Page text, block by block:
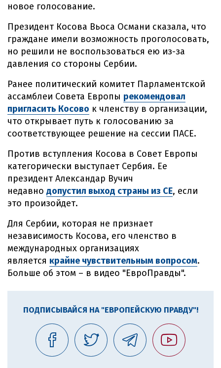
новое голосование.
Президент Косова Вьоса Османи сказала, что
граждане имели возможность проголосовать,
но решили не воспользоваться ею из-за
давления со стороны Сербии.
Ранее политический комитет Парламентской
ассамблеи Совета Европы рекомендовал
пригласить Косово к членству в организации,
что открывает путь к голосованию за
соответствующее решение на сессии ПАСЕ.
Против вступления Косова в Совет Европы
категорически выступает Сербия. Ее
президент Александар Вучич
недавно допустил выход страны из СЕ, если
это произойдет.
Для Сербии, которая не признает
независимость Косова, его членство в
международных организациях
является крайне чувствительным вопросом.
Больше об этом – в видео "ЕвроПравды".
ПОДПИСЫВАЙСЯ НА "ЕВРОПЕЙСКУЮ ПРАВДУ"!